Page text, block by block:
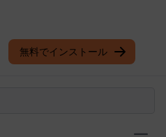
無料でインストール